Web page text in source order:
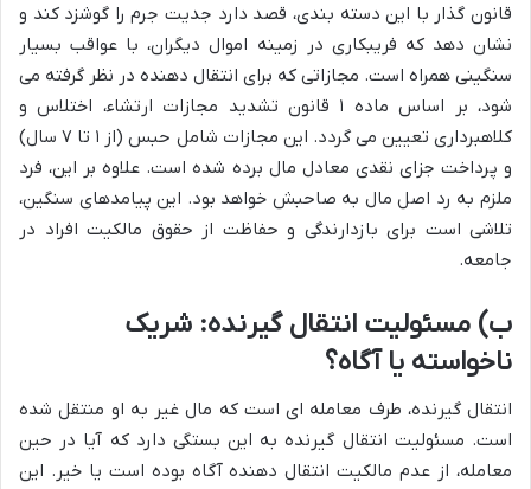
قانون گذار با این دسته بندی، قصد دارد جدیت جرم را گوشزد کند و
نشان دهد که فریبکاری در زمینه اموال دیگران، با عواقب بسیار
سنگینی همراه است. مجازاتی که برای انتقال دهنده در نظر گرفته می
شود، بر اساس ماده ۱ قانون تشدید مجازات ارتشاء، اختلاس و
کلاهبرداری تعیین می گردد. این مجازات شامل حبس (از ۱ تا ۷ سال)
و پرداخت جزای نقدی معادل مال برده شده است. علاوه بر این، فرد
ملزم به رد اصل مال به صاحبش خواهد بود. این پیامدهای سنگین،
تلاشی است برای بازدارندگی و حفاظت از حقوق مالکیت افراد در
جامعه.
ب) مسئولیت انتقال گیرنده: شریک
ناخواسته یا آگاه؟
انتقال گیرنده، طرف معامله ای است که مال غیر به او منتقل شده
است. مسئولیت انتقال گیرنده به این بستگی دارد که آیا در حین
معامله، از عدم مالکیت انتقال دهنده آگاه بوده است یا خیر. این